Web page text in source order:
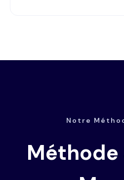
Notre
Méthode